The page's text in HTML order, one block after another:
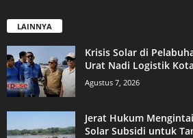
LAINNYA
Krisis Solar di
Urat Nadi Logistik
Agustus 7, 2026
Jerat Hukum
Solar Subsidi untuk